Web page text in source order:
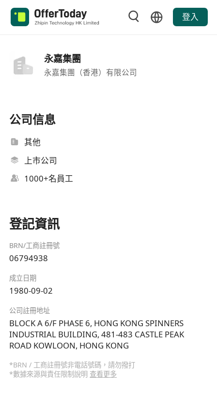
登入
永嘉集團
永嘉集團（香港）有限公司
公司信息
其他
上市公司
1000+名員工
登記資訊
BRN/工商註冊號
06794938
成立日期
1980-09-02
公司註冊地址
BLOCK A 6/F PHASE 6, HONG KONG SPINNERS
INDUSTRIAL BUILDING, 481-483 CASTLE PEAK
ROAD KOWLOON, HONG KONG
*BRN / 工商註冊號非電話號碼，請勿撥打
*數據來源與責任限制說明 查看更多